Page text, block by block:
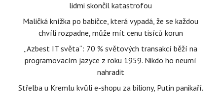
lidmi skončil katastrofou
Maličká knížka po babičce, která vypadá, že se každou
chvíli rozpadne, může mít cenu tisíců korun
„Azbest IT světa“: 70 % světových transakcí běží na
programovacím jazyce z roku 1959. Nikdo ho neumí
nahradit
Střelba u Kremlu kvůli e-shopu za biliony, Putin panikaří.